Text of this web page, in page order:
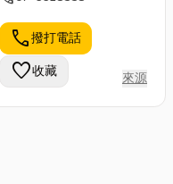
call撥打電話
favorite收藏 來源